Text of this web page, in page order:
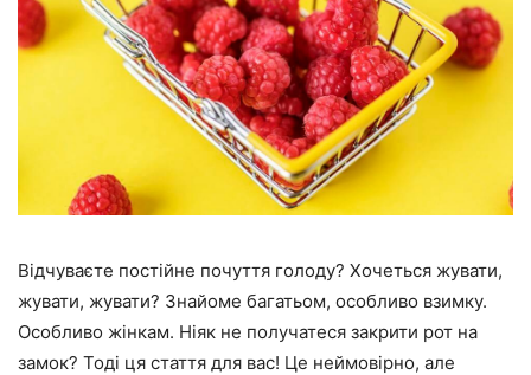
Відчуваєте постійне почуття голоду? Хочеться жувати,
жувати, жувати? Знайоме багатьом, особливо взимку.
Особливо жінкам. Ніяк не получатеся закрити рот на
замок? Тоді ця стаття для вас! Це неймовірно, але